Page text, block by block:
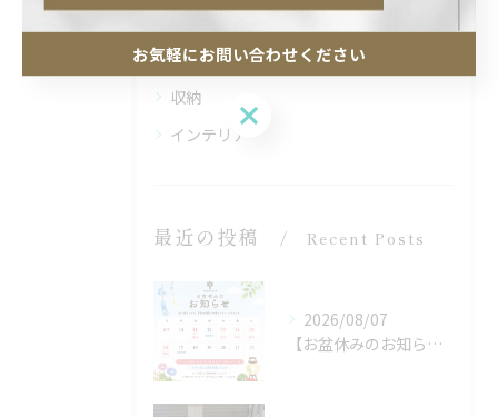
オーダーメイド
収納
インテリア
最近の投稿 Recent Posts
2026/08/07
【お盆休みのお知らせ🌻】
お気軽にお問い合わせください
お気軽にお問い合わせください